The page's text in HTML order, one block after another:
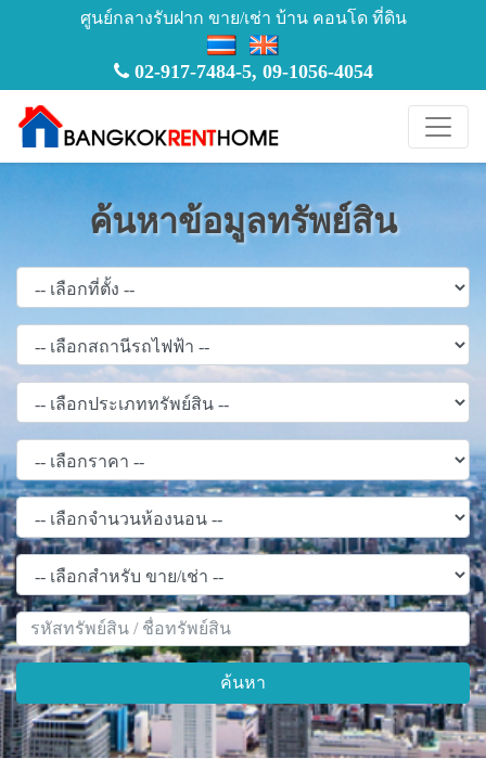
ศูนย์กลางรับฝาก ขาย/เช่า บ้าน คอนโด ที่ดิน
02-917-7484-5, 09-1056-4054
ค้นหาข้อมูลทรัพย์สิน
ค้นหา